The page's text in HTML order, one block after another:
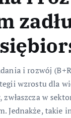
i rozwój
wzrostu dla
w
Jednakże, takie